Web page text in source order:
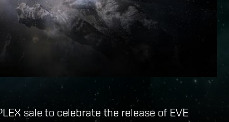
sale to celebrate the release of EVE